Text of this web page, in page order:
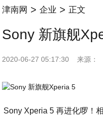
津南网 > 企业 > 正文
Sony 新旗舰
2020-06-27 05:17:30 来源：
Sony Xperia 5 再进化啰！